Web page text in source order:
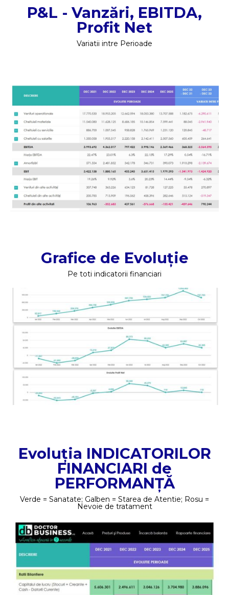
P&L - Vanzări, EBITDA,
Profit Net
Variatii intre Perioade
Grafice de Evoluție
Pe toti indicatorii financiari
Evoluția INDICATORILOR
FINANCIARI de
PERFORMANȚĂ
Verde = Sanatate; Galben = Starea de Atentie; Rosu =
Nevoie de tratament